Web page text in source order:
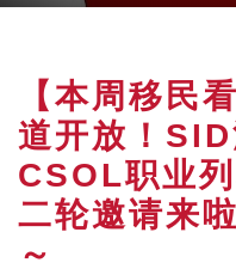
【本周移民
道开放！
CSOL职业
二轮邀请来
～